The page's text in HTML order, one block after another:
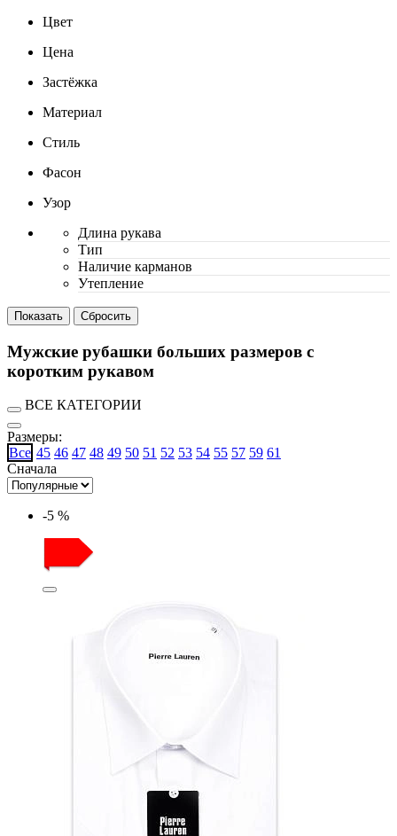
Цвет
Цена
Застёжка
Материал
Стиль
Фасон
Узор
Длина рукава
Тип
Наличие карманов
Утепление
Мужские рубашки больших размеров с
коротким рукавом
ВСЕ КАТЕГОРИИ
Размеры:
Все 45 46 47 48 49 50 51 52 53 54 55 57 59 61
Сначала
-5 %